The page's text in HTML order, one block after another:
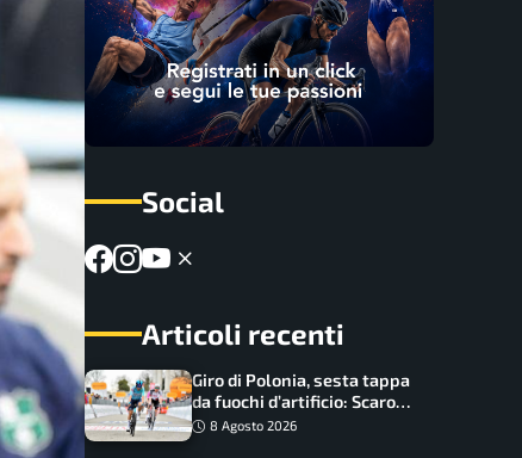
Social
Articoli recenti
Giro di Polonia, sesta tappa
da fuochi d’artificio: Scaroni
può attaccare la maglia di
8 Agosto 2026